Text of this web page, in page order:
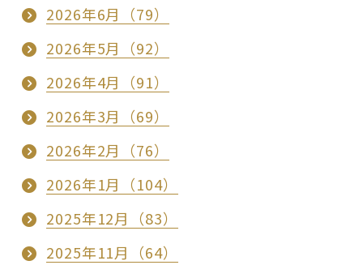
2026年6月（79）
2026年5月（92）
2026年4月（91）
2026年3月（69）
2026年2月（76）
2026年1月（104）
2025年12月（83）
2025年11月（64）